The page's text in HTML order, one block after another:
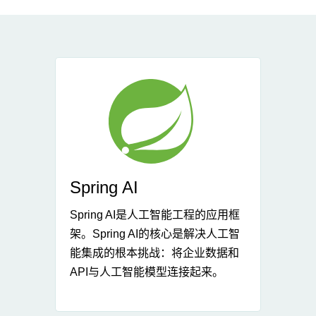
Spring AI
Spring AI是人工智能工程的应用框
架。Spring AI的核心是解决人工智
能集成的根本挑战：将企业数据和
API与人工智能模型连接起来。